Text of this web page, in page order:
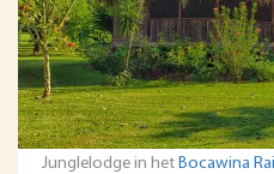
Junglelodge in het Bocawina